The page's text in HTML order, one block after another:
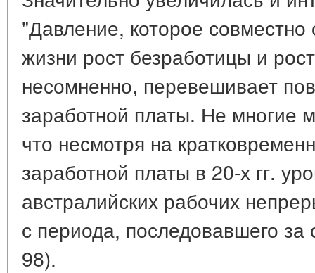
"Давление, которое
жизни рост безработицы и
несомненно, перевешивает
заработной платы. Не многие
что несмотря на
заработной платы в 20-х гг.
австралийских рабочих
с периода, последовавшего за
98).